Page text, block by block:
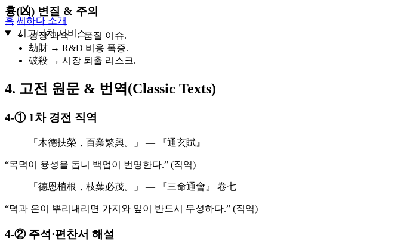
홈 쎄하다 소개
시그니처 서비스
흉(凶) 변질 & 주의
성장 과속 → 품질 이슈.
劫財 → R&D 비용 폭증.
破殺 → 시장 퇴출 리스크.
4. 고전 원문 & 번역(Classic Texts)
4‑① 1차 경전 직역
「木德扶榮，百業繁興。」 — 『通玄賦』
“목덕이 융성을 돕니 백업이 번영한다.” (직역)
「德恩植根，枝葉必茂。」 — 『三命通會』 卷七
“덕과 은이 뿌리내리면 가지와 잎이 반드시 무성하다.” (직역)
4‑② 주석·편찬서 해설